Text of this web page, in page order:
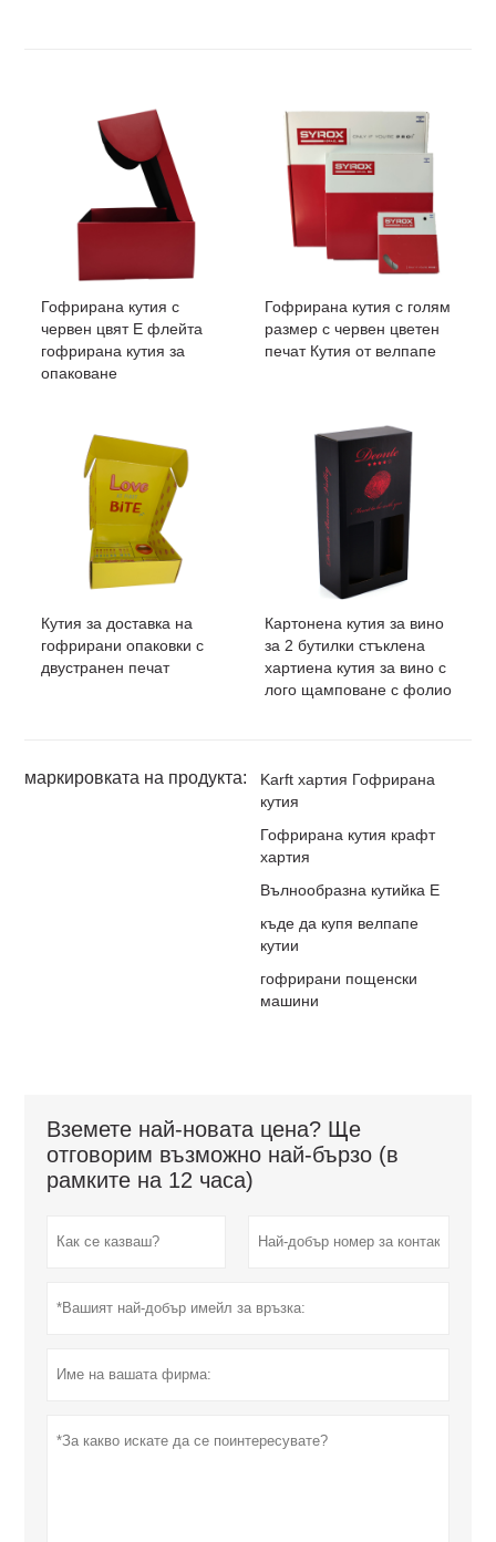
Гофрирана кутия с
червен цвят E флейта
гофрирана кутия за
опаковане
Гофрирана кутия с голям
размер с червен цветен
печат Кутия от велпапе
Кутия за доставка на
гофрирани опаковки с
двустранен печат
Картонена кутия за вино
за 2 бутилки стъклена
хартиена кутия за вино с
лого щамповане с фолио
маркировката на продукта:
Karft хартия Гофрирана
кутия
Гофрирана кутия крафт
хартия
Вълнообразна кутийка E
къде да купя велпапе
кутии
гофрирани пощенски
машини
Вземете най-новата цена? Ще
отговорим възможно най-бързо (в
рамките на 12 часа)